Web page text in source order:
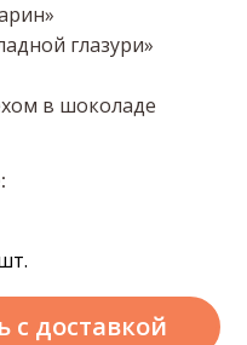
глазури»
в шоколаде
с доставкой